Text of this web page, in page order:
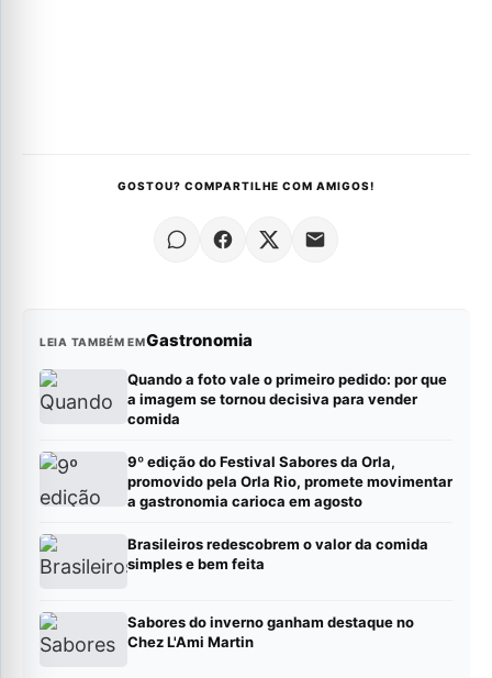
GOSTOU? COMPARTILHE COM AMIGOS!
LEIA TAMBÉM EMGastronomia
Quando a foto vale o primeiro pedido: por que
a imagem se tornou decisiva para vender
comida
9º edição do Festival Sabores da Orla,
promovido pela Orla Rio, promete movimentar
a gastronomia carioca em agosto
Brasileiros redescobrem o valor da comida
simples e bem feita
Sabores do inverno ganham destaque no
Chez L'Ami Martin